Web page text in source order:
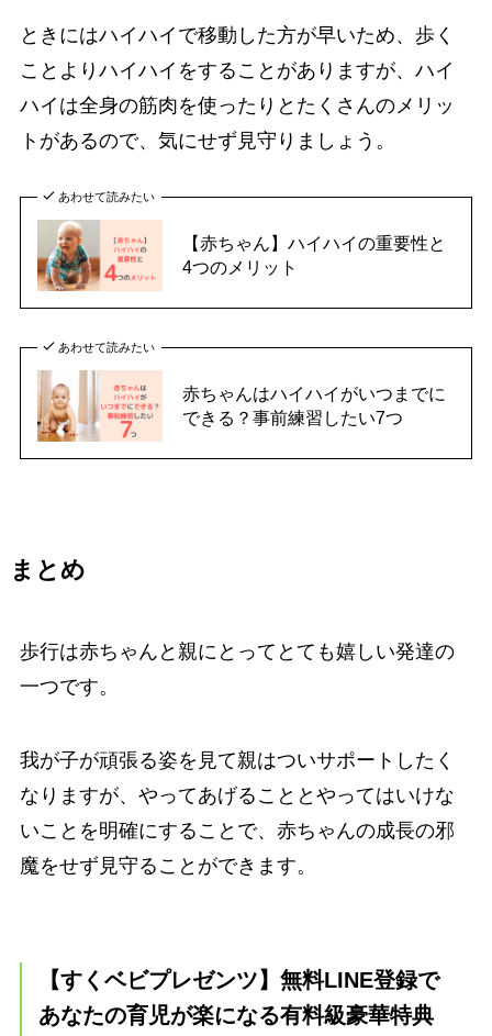
ときにはハイハイで移動した方が早いため、歩く
ことよりハイハイをすることがありますが、ハイ
ハイは全身の筋肉を使ったりとたくさんのメリッ
トがあるので、気にせず見守りましょう。
あわせて読みたい
【赤ちゃん】ハイハイの重要性と
4つのメリット
あわせて読みたい
赤ちゃんはハイハイがいつまでに
できる？事前練習したい7つ
まとめ
歩行は赤ちゃんと親にとってとても嬉しい発達の
一つです。
我が子が頑張る姿を見て親はついサポートしたく
なりますが、やってあげることとやってはいけな
いことを明確にすることで、赤ちゃんの成長の邪
魔をせず見守ることができます。
【すくベビプレゼンツ】無料LINE登録で
あなたの育児が楽になる有料級豪華特典